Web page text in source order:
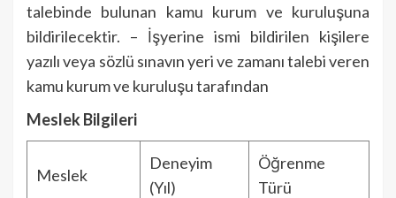
talebinde bulunan kamu kurum ve kuruluşuna
bildirilecektir. – İşyerine ismi bildirilen kişilere
yazılı veya sözlü sınavın yeri ve zamanı talebi veren
kamu kurum ve kuruluşu tarafından
Meslek Bilgileri
Meslek
Deneyim
(Yıl)
Öğrenme
Türü